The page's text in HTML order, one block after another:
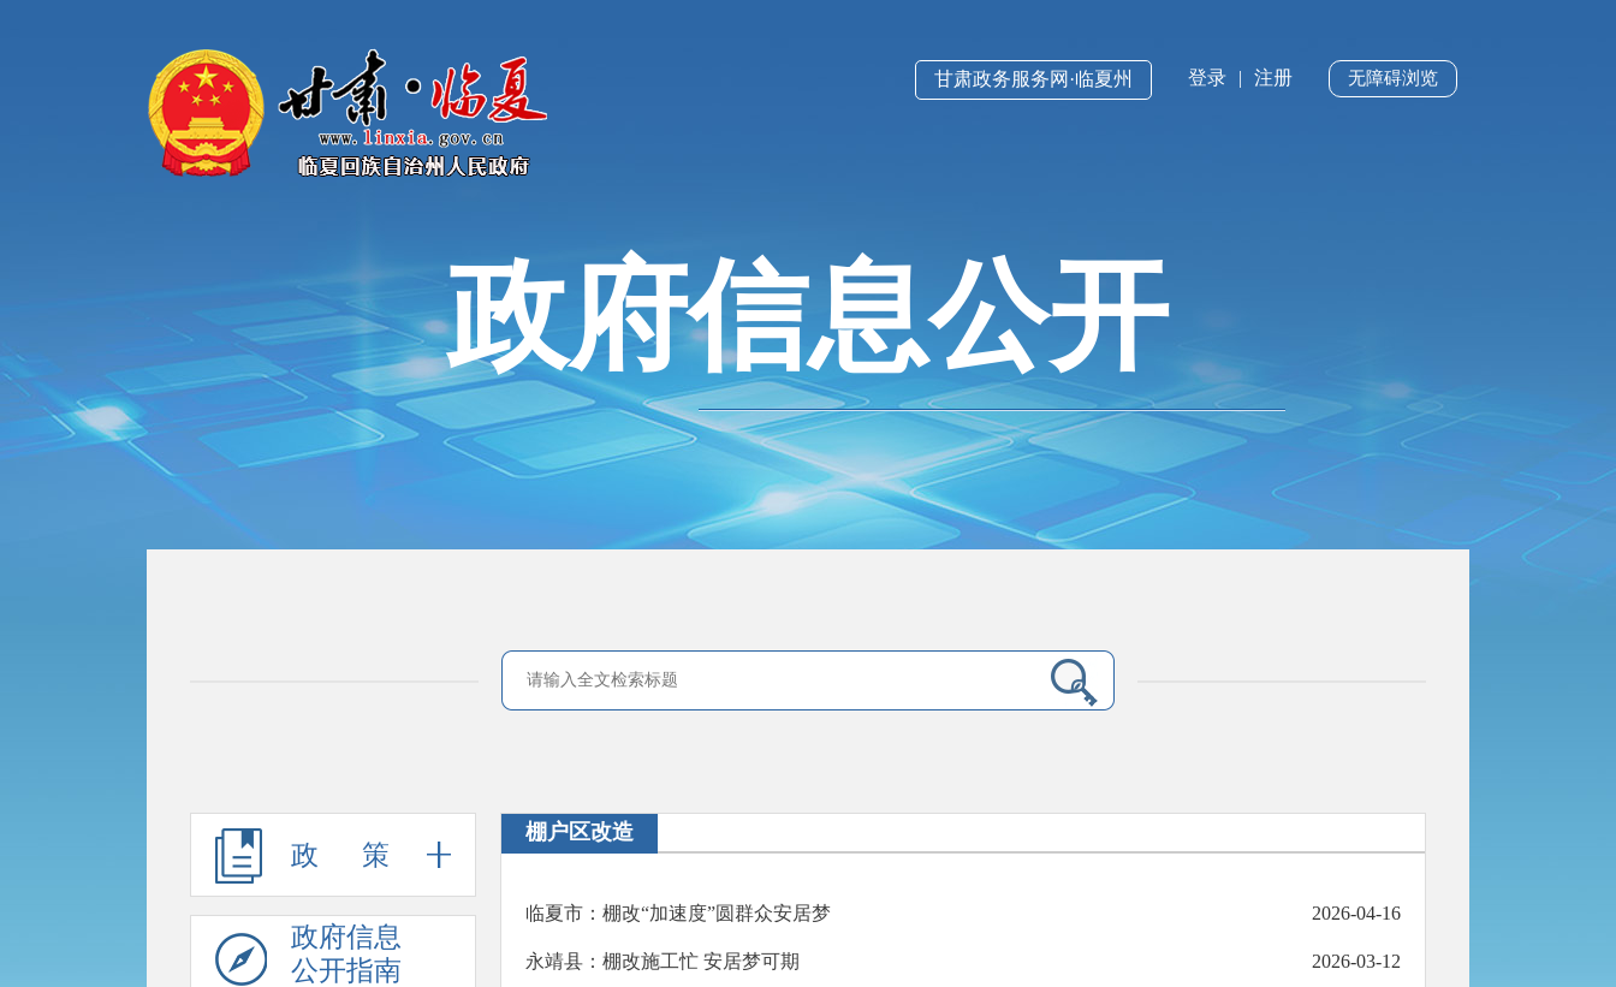
无障碍浏览
登录 | 注册
甘肃政务服务网·临夏州
政府信息公开
政 策
政府信息
公开指南
棚户区改造
临夏市：棚改“加速度”圆群众安居梦 2026-04-16
永靖县：棚改施工忙 安居梦可期 2026-03-12